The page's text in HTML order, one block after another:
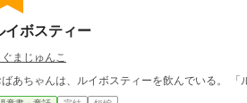
イボスティー
まじゅんこ
あちゃんは、ルイボスティーを飲んでいる。 「